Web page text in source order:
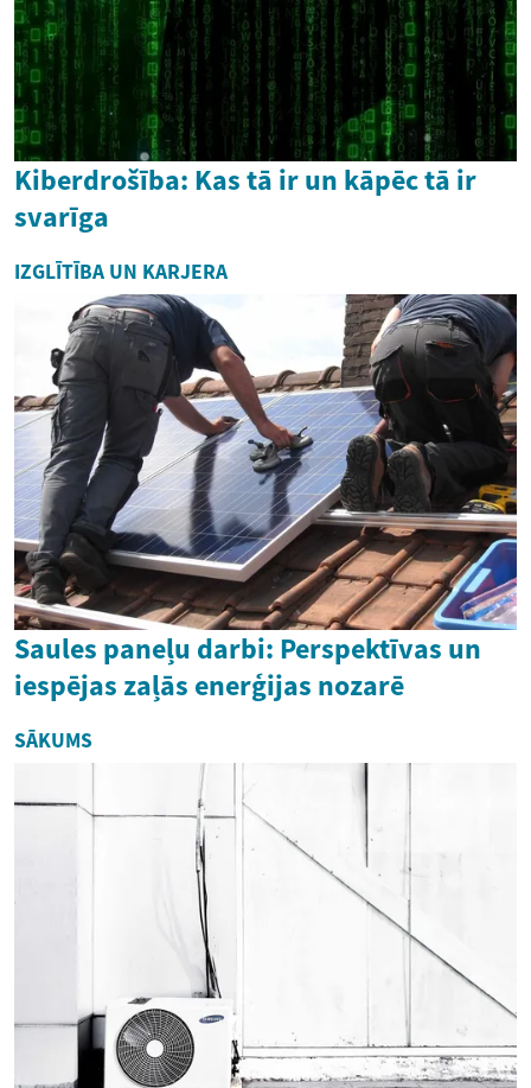
Kiberdrošība: Kas tā ir un kāpēc tā ir
svarīga
IZGLĪTĪBA UN KARJERA
Saules paneļu darbi: Perspektīvas un
iespējas zaļās enerģijas nozarē
SĀKUMS